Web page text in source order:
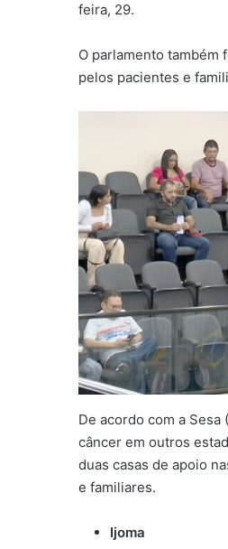
feira, 29.
O parlamento também
pelos pacientes e
De acordo com a
câncer em outros
duas casas de apoio
e familiares.
Ijoma